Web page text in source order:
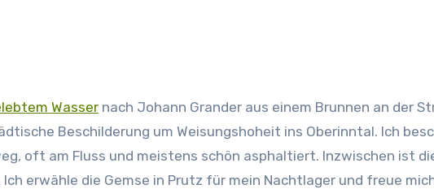
Wasser nach Johann Grander aus einem Brunnen an der
Beschilderung um Weisungshoheit ins Oberinntal. Ich
oft am Fluss und meistens schön asphaltiert. Inzwischen ist
erwähle die Gemse in Prutz für mein Nachtlager und freue